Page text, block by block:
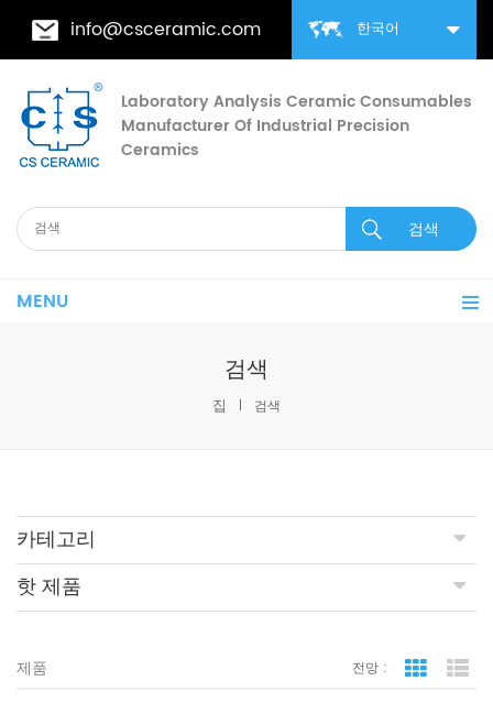
한국어
info@csceramic.com
Laboratory Analysis Ceramic Consumables
Manufacturer Of Industrial Precision
Ceramics
MENU
검색
집 검색
카테고리
핫 제품
제품 전망 : 격자보기